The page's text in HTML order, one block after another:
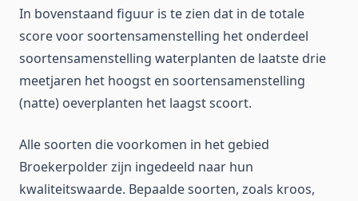
In bovenstaand figuur is te zien dat in de totale
score voor soortensamenstelling het onderdeel
soortensamenstelling waterplanten de laatste drie
meetjaren het hoogst en soortensamenstelling
(natte) oeverplanten het laagst scoort.
Alle soorten die voorkomen in het gebied
Broekerpolder zijn ingedeeld naar hun
kwaliteitswaarde. Bepaalde soorten, zoals kroos,